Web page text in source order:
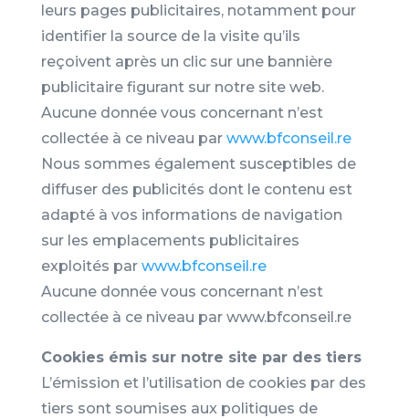
leurs pages publicitaires, notamment pour
identifier la source de la visite qu’ils
reçoivent après un clic sur une bannière
publicitaire figurant sur notre site web.
Aucune donnée vous concernant n’est
collectée à ce niveau par www.bfconseil.re
Nous sommes également susceptibles de
diffuser des publicités dont le contenu est
adapté à vos informations de navigation
sur les emplacements publicitaires
exploités par www.bfconseil.re
Aucune donnée vous concernant n’est
collectée à ce niveau par www.bfconseil.re
Cookies émis sur notre site par des tiers
L’émission et l’utilisation de cookies par des
tiers sont soumises aux politiques de